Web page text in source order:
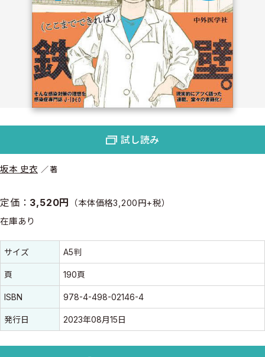
坂本 史衣 著
定価： 3,520円 （本体価格3,200円+税）
在庫あり
書誌情報
書誌情報
サイズ A5判
頁 190頁
ISBN 978-4-498-02146-4
発行日 2023年08月15日
試し読み